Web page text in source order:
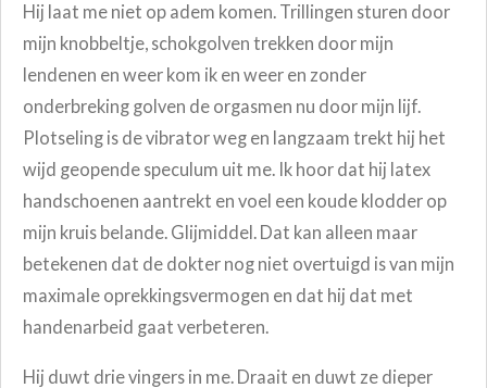
Hij laat me niet op adem komen. Trillingen sturen door
mijn knobbeltje, schokgolven trekken door mijn
lendenen en weer kom ik en weer en zonder
onderbreking golven de orgasmen nu door mijn lijf.
Plotseling is de vibrator weg en langzaam trekt hij het
wijd geopende speculum uit me. Ik hoor dat hij latex
handschoenen aantrekt en voel een koude klodder op
mijn kruis belande. Glijmiddel. Dat kan alleen maar
betekenen dat de dokter nog niet overtuigd is van mijn
maximale oprekkingsvermogen en dat hij dat met
handenarbeid gaat verbeteren.
Hij duwt drie vingers in me. Draait en duwt ze dieper